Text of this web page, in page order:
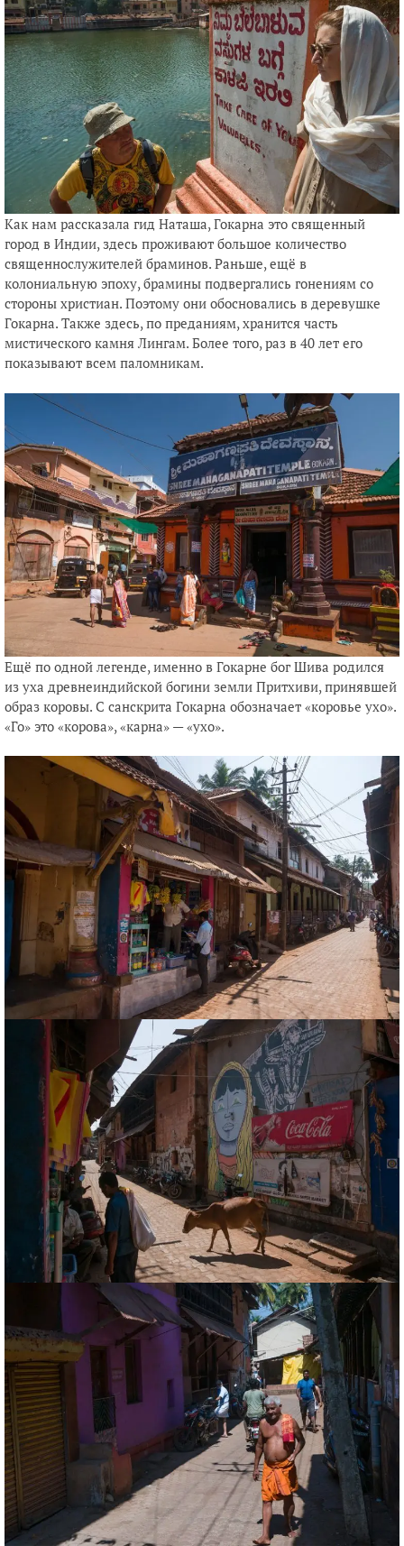
Как нам рассказала гид Наташа, Гокарна это священный
город в Индии, здесь проживают большое количество
священнослужителей браминов. Раньше, ещё в
колониальную эпоху, брамины подвергались гонениям со
стороны христиан. Поэтому они обосновались в деревушке
Гокарна. Также здесь, по преданиям, хранится часть
мистического камня Лингам. Более того, раз в 40 лет его
показывают всем паломникам.
Ещё по одной легенде, именно в Гокарне бог Шива родился
из уха древнеиндийской богини земли Притхиви, принявшей
образ коровы. С санскрита Гокарна обозначает «коровье ухо».
«Го» это «корова», «карна» — «ухо».